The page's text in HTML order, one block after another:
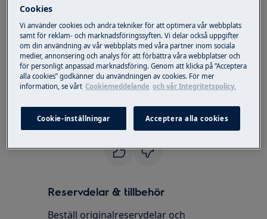
Det är svårt att veta hur ofta du kommer
behöver tömma tanken då det beror på
hur varmt det är ute
Om det är varmare kommer AC:n jobba
mer, då skapas mer kondens som gör att
du måste tömma oftare än andra dagar
Produkten kommer att säga till att tanken
behöver tömmas.
Var den här artikeln till hjälp?
Reservdelar & tillbehör
Beställ originalreservdelar och
Cookies
Vi använder cookies och andra tekniker för att optimera vår webbplats
samt för reklam- och marknadsföringssyften. Vi delar också uppgifter
om din användning av vår webbplats med våra partner inom sociala
medier, annonsering och analys för att förbättra våra webbplatser och
för personligt anpassad marknadsföring. Genom att klicka på ”Acceptera
alla cookies” godkänner du användningen av cookies. För mer
information, se vårt Cookiemeddelande och vår Integritetspolicy.
Cookie-inställningar Acceptera alla cookies